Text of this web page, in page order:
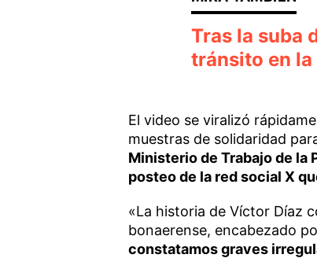
Tras la suba
tránsito en la
El video se viralizó
muestras de solidaridad
Ministerio de Trabajo de la
posteo de la red social X
«La historia de Víctor Díaz
bonaerense, encabezado
constatamos graves